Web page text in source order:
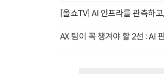
[올쇼TV] AI 인프라를 관측하
AX 팀이 꼭 챙겨야 할 2선 : AI